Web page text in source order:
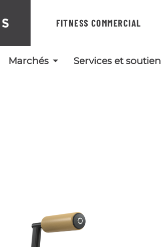
FITNESS COMMERCIAL
Marchés Services et soutien